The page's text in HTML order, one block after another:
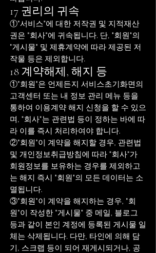
17 권리의 귀속
①"서비스"에 대한 저작권 및 지적재산
권은 "회사"에 귀속됩니다. 단, "회원"의
"게시물" 및 제휴계약에 따라 제공된 저
작물 등은 제외합니다.
18 계약해제, 해지 등
①"회원"은 언제든지 서비스초기화면의
고객센터 또는 내 정보 관리 메뉴 등을
통하여 이용계약 해지 신청을 할 수 있으
며, "회사"는 관련법 등이 정하는 바에 따
라 이를 즉시 처리하여야 합니다.
②"회원"이 계약을 해지할 경우, 관련법
및 개인정보취급방침에 따라 "회사"가
회원정보를 보유하는 경우를 제외하고
는 해지 즉시 "회원"의 모든 데이터는 소
멸됩니다.
③"회원"이 계약을 해지하는 경우, "회
원"이 작성한 "게시물" 중 메일, 블로그
등과 같이 본인 계정에 등록된 게시물 일
체는 삭제됩니다. 다만, 타인에 의해 담
기, 스크랩 등이 되어 재게시되거나, 공